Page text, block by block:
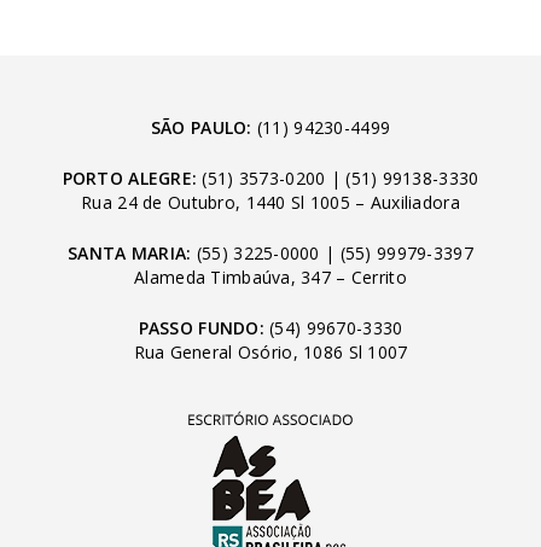
SÃO PAULO: (11) 94230-4499
PORTO ALEGRE: (51) 3573-0200 |(51) 99138-3330
Rua 24 de Outubro, 1440 Sl 1005 – Auxiliadora
SANTA MARIA: (55) 3225-0000 | (55) 99979-3397
Alameda Timbaúva, 347 – Cerrito
PASSO FUNDO: (54) 99670-3330
Rua General Osório, 1086 Sl 1007